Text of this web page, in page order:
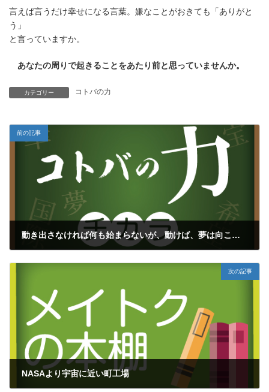
言えば言うだけ幸せになる言葉。嫌なことがおきても「ありがと
う」
と言っていますか。
あなたの周りで起きることをあたり前と思っていませんか。
カテゴリー コトバの力
前の記事
動き出さなければ何も始まらないが、動けば、夢は向こうから近づいてきてくれる
次の記事
NASAより宇宙に近い町工場